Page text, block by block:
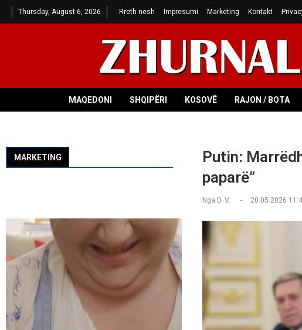
Thursday, August 6, 2026 Rreth nesh Impresumi Marketing Kontakt
MAQEDONI SHQIPËRI KOSOVË RAJON / BOTA
Putin:
paparë”
Nga D. V. 20.05.2026
MARKETING